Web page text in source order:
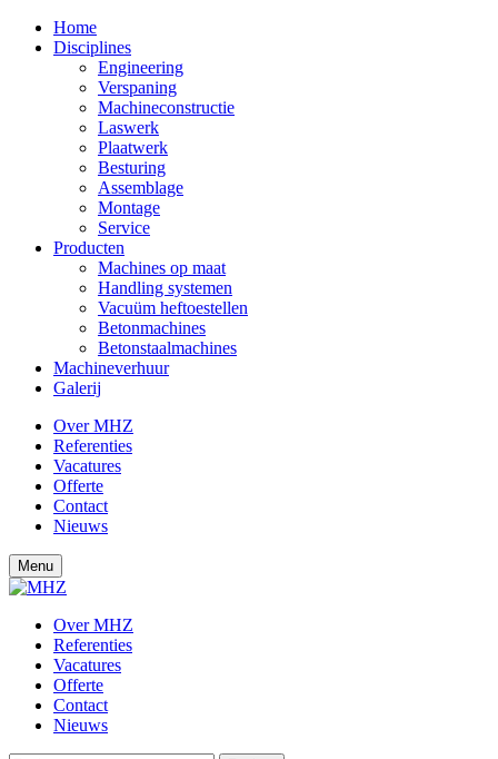
Home
Disciplines
Engineering
Verspaning
Machineconstructie
Laswerk
Plaatwerk
Besturing
Assemblage
Montage
Service
Producten
Machines op maat
Handling systemen
Vacuüm heftoestellen
Betonmachines
Betonstaalmachines
Machineverhuur
Galerij
Over MHZ
Referenties
Vacatures
Offerte
Contact
Nieuws
Menu
Over MHZ
Referenties
Vacatures
Offerte
Contact
Nieuws